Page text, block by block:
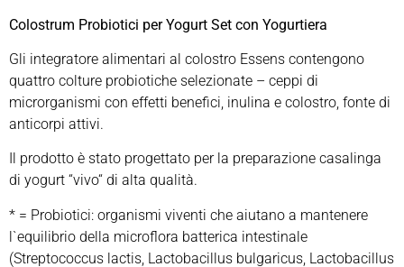
Colostrum Probiotici per Yogurt Set con Yogurtiera
Gli integratore alimentari al colostro Essens contengono
quattro colture probiotiche selezionate – ceppi di
microrganismi con effetti benefici, inulina e colostro, fonte di
anticorpi attivi.
Il prodotto è stato progettato per la preparazione casalinga
di yogurt “vivo“ di alta qualità.
* = Probiotici: organismi viventi che aiutano a mantenere
l`equilibrio della microflora batterica intestinale
(Streptococcus lactis, Lactobacillus bulgaricus, Lactobacillus